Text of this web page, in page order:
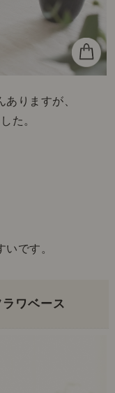
りますが、
た。
です。
ワベース